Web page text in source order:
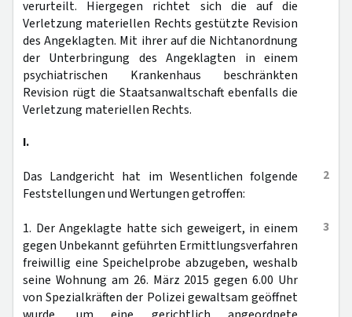
verurteilt. Hiergegen richtet sich die auf die
Verletzung materiellen Rechts gestützte Revision
des Angeklagten. Mit ihrer auf die Nichtanordnung
der Unterbringung des Angeklagten in einem
psychiatrischen Krankenhaus beschränkten
Revision rügt die Staatsanwaltschaft ebenfalls die
Verletzung materiellen Rechts.
I.
2
Das Landgericht hat im Wesentlichen folgende
Feststellungen und Wertungen getroffen:
3
1. Der Angeklagte hatte sich geweigert, in einem
gegen Unbekannt geführten Ermittlungsverfahren
freiwillig eine Speichelprobe abzugeben, weshalb
seine Wohnung am 26. März 2015 gegen 6.00 Uhr
von Spezialkräften der Polizei gewaltsam geöffnet